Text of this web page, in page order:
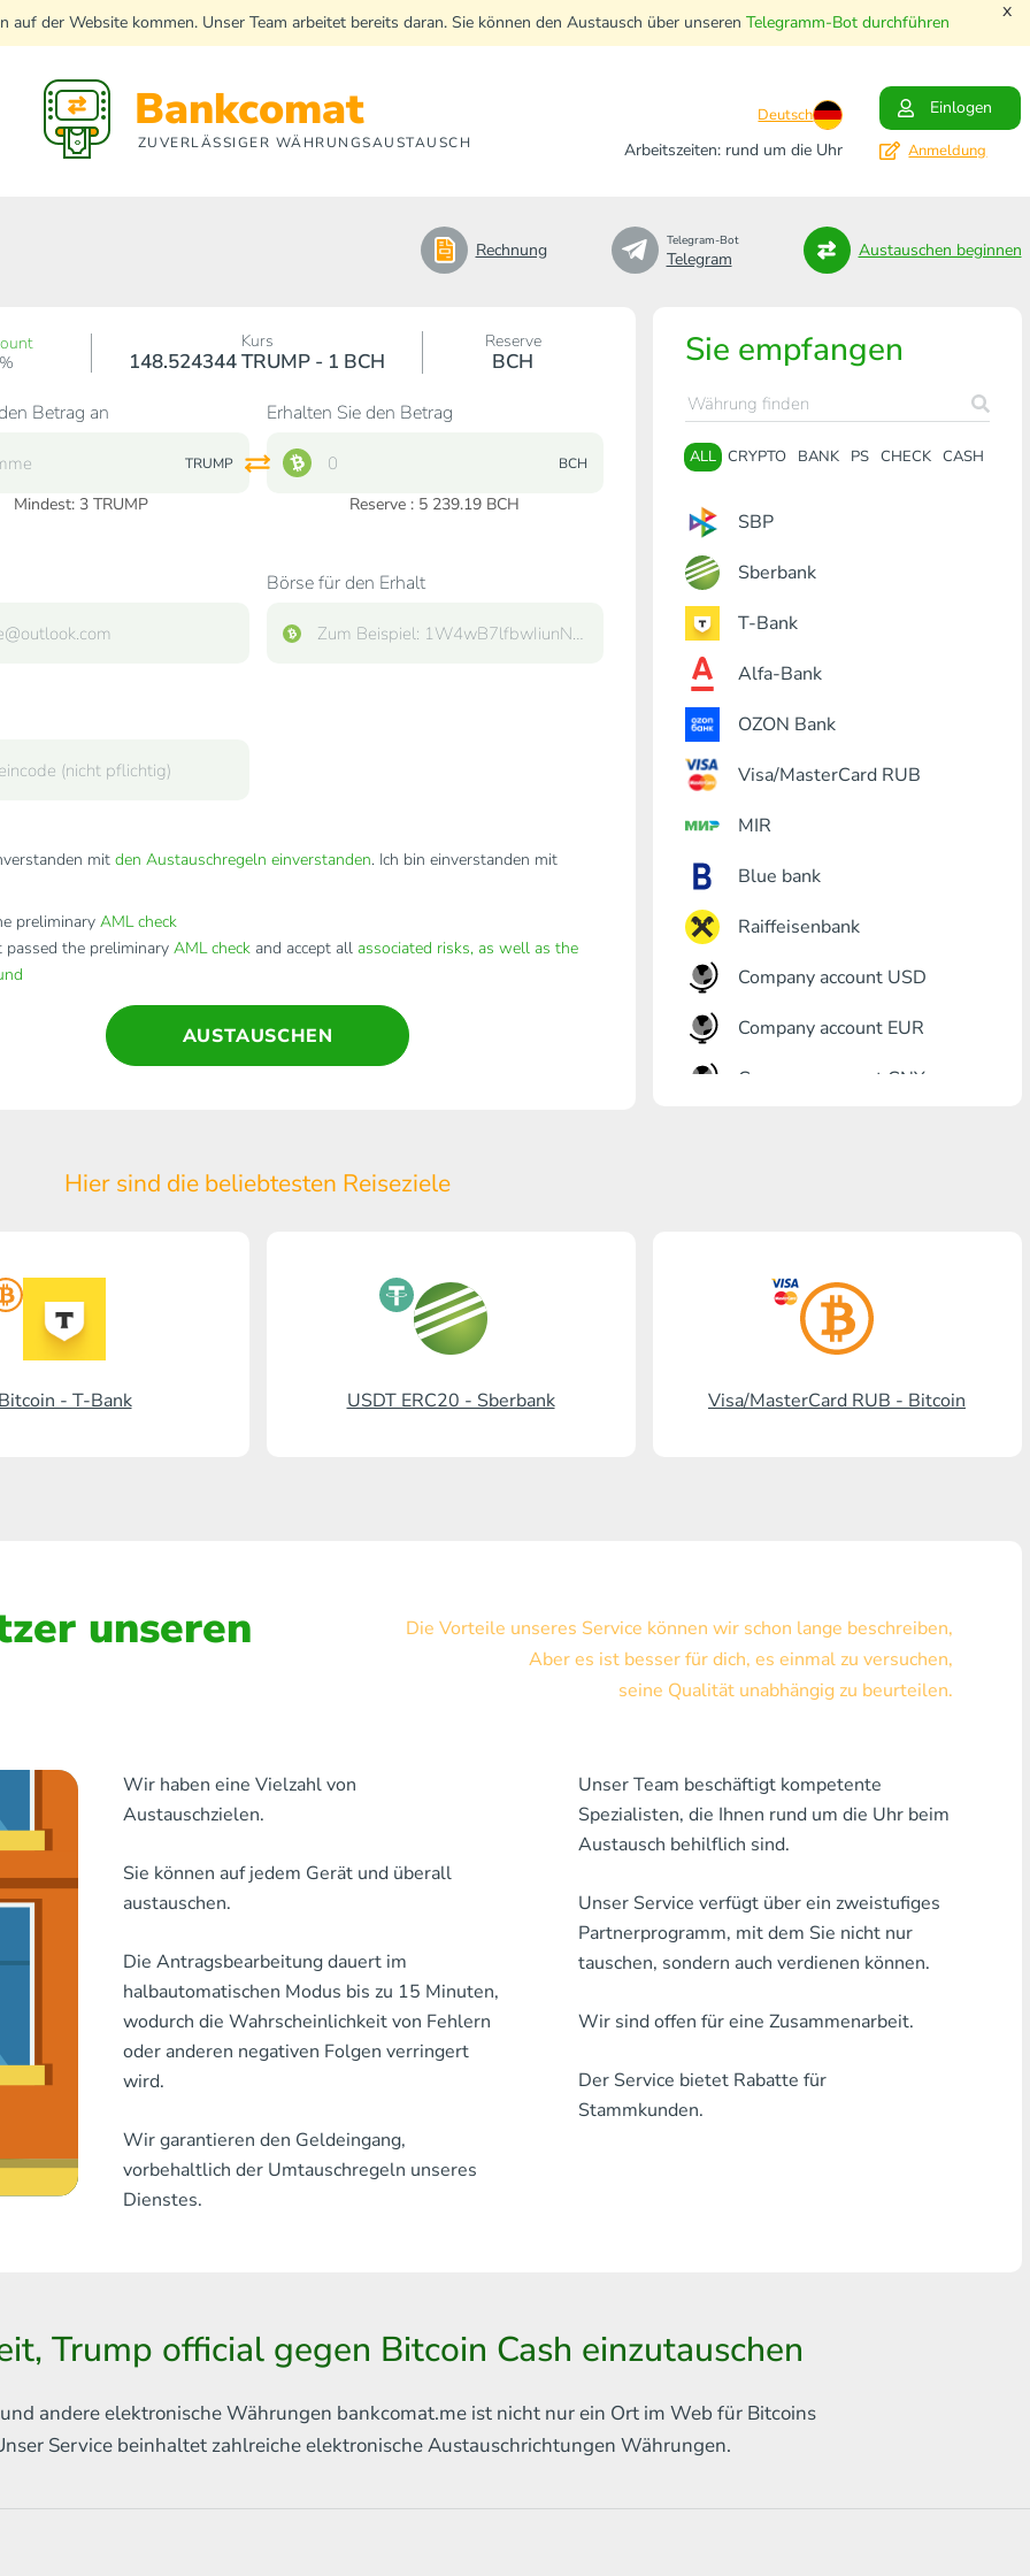
der Website kommen. Unser Team arbeitet bereits daran. Sie können den Austausch über unseren Telegramm-Bot durchführen x
Bankcomat
ZUVERLÄSSIGER WÄHRUNGSAUSTAUSCH
Deutsch
Einlogen
Arbeitszeiten: rund um die Uhr
Anmeldung
Rechnung Telegram-Bot
Telegram Austauschen beginnen
Sie empfangen
ALL CRYPTO BANK PS CHECK CASH
SBP
Sberbank
T-Bank
Alfa-Bank
OZON Bank
Visa/MasterCard RUB
MIR
Blue bank
Raiffeisenbank
Company account USD
Company account EUR
Company account CNY
Promsvyazbank
Russischer Standart
Visa/MasterCard USD
Visa/MasterCard EUR
Jede Bank MDL
Jede Bank AMD
Jede Bank USZ
Jede Bank THB
Ethereum
Kurs
148.524344 TRUMP - 1 BCH
Reserve
BCH
Betrag an
TRUMP
Mindest: 3TRUMP
Erhalten Sie den Betrag
BCH
Reserve : 5 239.19 BCH
Börse für den Erhalt
mit den Austauschregeln einverstanden. Ich bin einverstanden mit
preliminary AML check
the preliminary AML checkand accept all associated risks, as well as the
AUSTAUSCHEN
Hier sind die beliebtesten Reiseziele
Bitcoin - T-Bank USDT ERC20 - Sberbank Visa/MasterCard RUB - Bitcoin
unseren
Die Vorteile unseres Service können wir schon lange beschreiben,
Aber es ist besser für dich, es einmal zu versuchen,
seine Qualität unabhängig zu beurteilen.
Wir haben eine Vielzahl von
Austauschzielen.
Sie können auf jedem Gerät und überall
austauschen.
Die Antragsbearbeitung dauert im
halbautomatischen Modus bis zu 15 Minuten,
wodurch die Wahrscheinlichkeit von Fehlern
oder anderen negativen Folgen verringert
wird.
Wir garantieren den Geldeingang,
vorbehaltlich der Umtauschregeln unseres
Dienstes.
Unser Team beschäftigt kompetente
Spezialisten, die Ihnen rund um die Uhr beim
Austausch behilflich sind.
Unser Service verfügt über ein zweistufiges
Partnerprogramm, mit dem Sie nicht nur
tauschen, sondern auch verdienen können.
Wir sind offen für eine Zusammenarbeit.
Der Service bietet Rabatte für
Stammkunden.
Trump official gegen Bitcoin Cash einzutauschen
andere elektronische Währungen bankcomat.me ist nicht nur ein Ort im Web für Bitcoins
Service beinhaltet zahlreiche elektronische Austauschrichtungen Währungen.